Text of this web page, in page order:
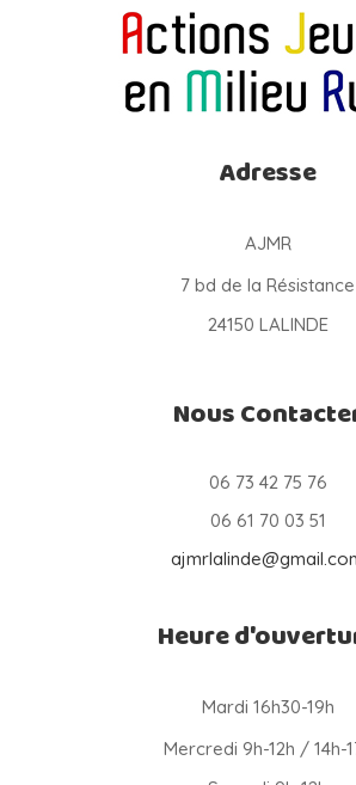
Adresse
AJMR
7 bd de la Résistance
24150 LALINDE
Nous
06 73 42 75 76
06 61 70 03 51
Heure
Mardi 16h30-19h
Mercredi 9h-12h / 14h-